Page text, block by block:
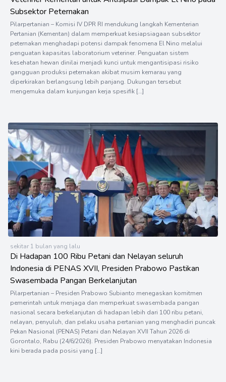
Subsektor Peternakan
Pilarpertanian – Komisi IV DPR RI mendukung langkah Kementerian
Pertanian (Kementan) dalam memperkuat kesiapsiagaan subsektor
peternakan menghadapi potensi dampak fenomena El Nino melalui
penguatan kapasitas laboratorium veteriner. Penguatan sistem
kesehatan hewan dinilai menjadi kunci untuk mengantisipasi risiko
gangguan produksi peternakan akibat musim kemarau yang
diperkirakan berlangsung lebih panjang. Dukungan tersebut
mengemuka dalam kunjungan kerja spesifik […]
sekitar 1 bulan yang lalu
Di Hadapan 100 Ribu Petani dan Nelayan seluruh
Indonesia di PENAS XVII, Presiden Prabowo Pastikan
Swasembada Pangan Berkelanjutan
Pilarpertanian – Presiden Prabowo Subianto menegaskan komitmen
pemerintah untuk menjaga dan memperkuat swasembada pangan
nasional secara berkelanjutan di hadapan lebih dari 100 ribu petani,
nelayan, penyuluh, dan pelaku usaha pertanian yang menghadiri puncak
Pekan Nasional (PENAS) Petani dan Nelayan XVII Tahun 2026 di
Gorontalo, Rabu (24/6/2026). Presiden Prabowo menyatakan Indonesia
kini berada pada posisi yang […]